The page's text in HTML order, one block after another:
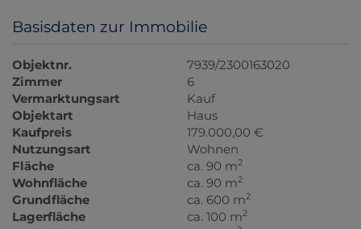
Basisdaten zur Immobilie
Objektnr.
7939/2300163020
Zimmer
6
Vermarktungsart
Kauf
Objektart
Haus
Kaufpreis
179.000,00 €
Nutzungsart
Wohnen
Fläche
ca. 90 m2
Wohnfläche ca. 90 m2
Grundfläche ca. 600 m2
Lagerfläche ca. 100 m2